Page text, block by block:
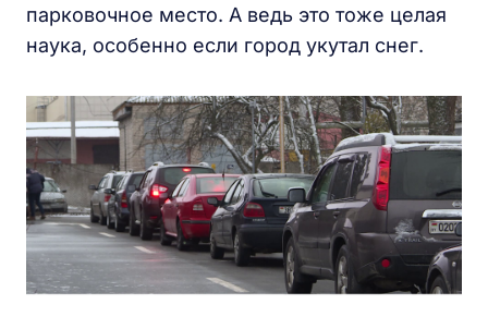
парковочное место. А ведь это тоже целая
наука, особенно если город укутал снег.